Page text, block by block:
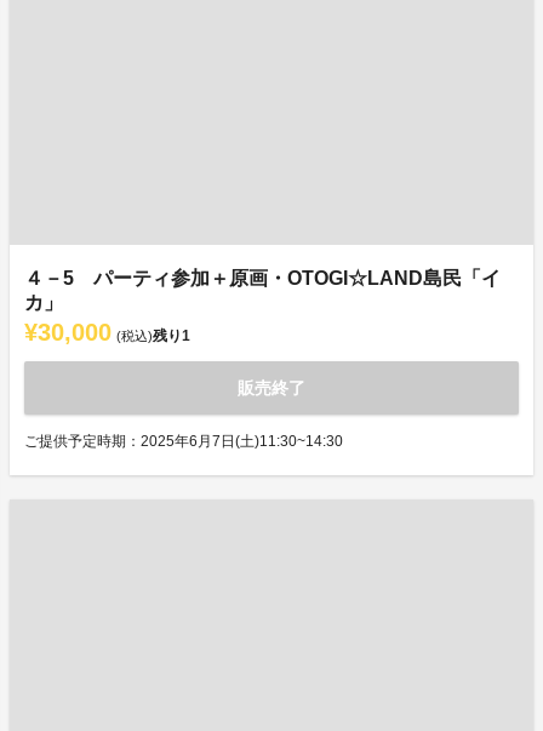
４－5 パーティ参加＋原画・OTOGI☆LAND島民「イ
カ」
¥30,000 (税込)残り1
販売終了
ご提供予定時期：2025年6月7日(土)11:30~14:30